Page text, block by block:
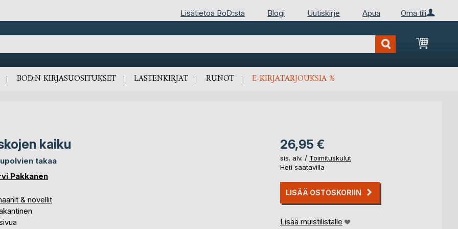
Oma tili
Lisätietoa BoD:sta Blogi Uutiskirje Apua
BOD:N KIRJASUOSITUKSET LASTENKIRJAT RUNOT E-KIRJATARJOUKSIA %
kaiku
takaa
Pakkanen
& novellit
26,95 €
sis. alv. / Toimituskulut
Heti saatavilla
LISÄÄ OSTOSKORIIN
Lisää muistilistalle